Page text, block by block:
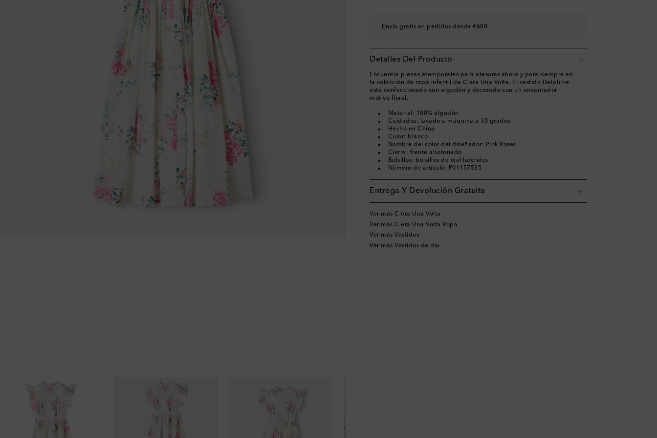
Envío gratis en pedidos desde €600
Detalles Del Producto
Encuentra piezas atemporales para atesorar ahora y para siempre en
la colección de ropa infantil de C'era Una Volta. El vestido Delphine
está confeccionado con algodón y decorado con un encantador
motivo floral.
Material: 100% algodón
Cuidados: lavado a máquina a 30 grados
Hecho en China
Color: blanco
Nombre del color del diseñador: Pink Roses
Cierre: frente abotonado
Bolsillos: bolsillos de ojal laterales
Número de artículo: P01157535
Entrega Y Devolución Gratuita
Ver más C'era Una Volta
Ver más C'era Una Volta Ropa
Ver más Vestidos
Ver más Vestidos de día